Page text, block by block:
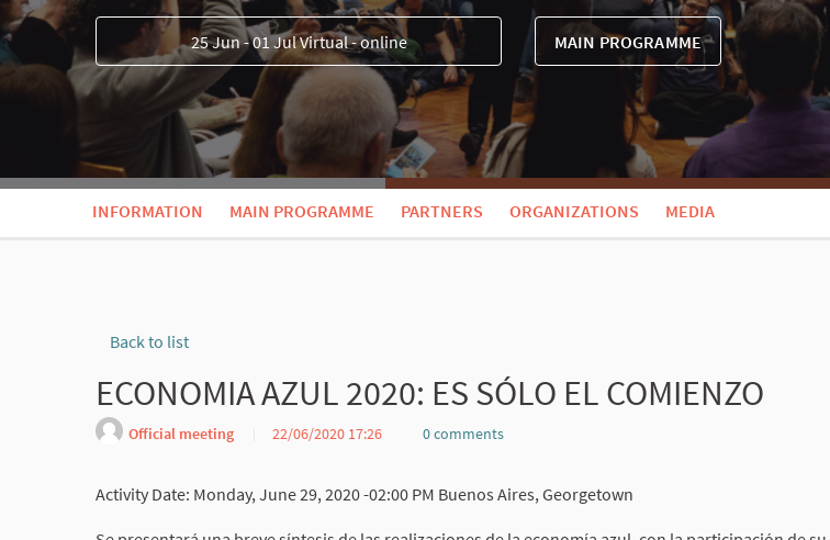
25 Jun - 01 Jul Virtual - online MAIN PROGRAMME
INFORMATION MAIN PROGRAMME PARTNERS ORGANIZATIONS MEDIA
Back to list
ECONOMIA AZUL 2020: ES SÓLO EL COMIENZO
Official meeting 22/06/2020 17:26 0 comments
Activity Date: Monday, June 29, 2020 -02:00 PM Buenos Aires, Georgetown